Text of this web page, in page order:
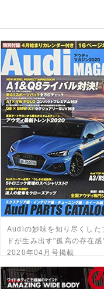
Audiの妙味を知り尽くした
ドが生み出す"孤高の存在
2020年04月号掲載